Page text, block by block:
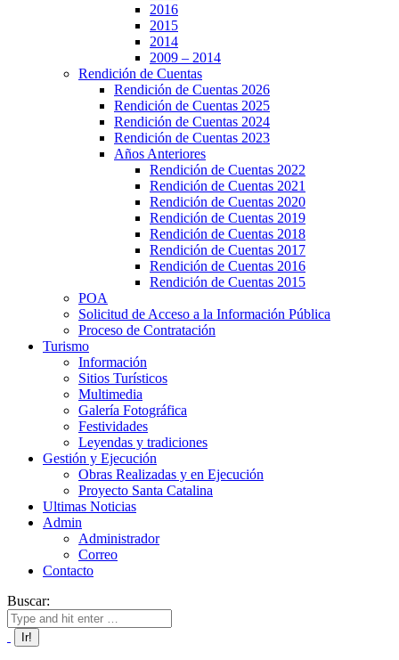
2016
2015
2014
2009 – 2014
Rendición de Cuentas
Rendición de Cuentas 2026
Rendición de Cuentas 2025
Rendición de Cuentas 2024
Rendición de Cuentas 2023
Años Anteriores
Rendición de Cuentas 2022
Rendición de Cuentas 2021
Rendición de Cuentas 2020
Rendición de Cuentas 2019
Rendición de Cuentas 2018
Rendición de Cuentas 2017
Rendición de Cuentas 2016
Rendición de Cuentas 2015
POA
Solicitud de Acceso a la Información Pública
Proceso de Contratación
Turismo
Información
Sitios Turísticos
Multimedia
Galería Fotográfica
Festividades
Leyendas y tradiciones
Gestión y Ejecución
Obras Realizadas y en Ejecución
Proyecto Santa Catalina
Ultimas Noticias
Admin
Administrador
Correo
Contacto
Buscar: